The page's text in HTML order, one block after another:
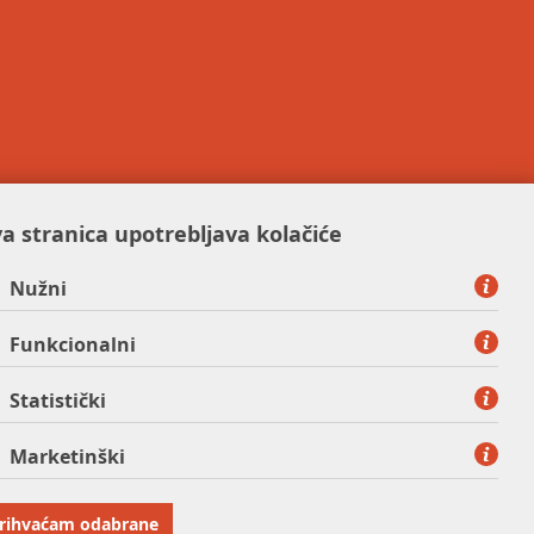
stranica upotrebljava kolačiće
Nužni
Funkcionalni
Statistički
Marketinški
odabrane